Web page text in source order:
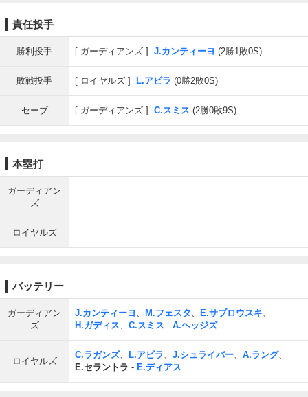
責任投手
勝利投手 ガーディアンズ J.カンティーヨ (2勝1敗0S)
敗戦投手 ロイヤルズ L.アビラ (0勝2敗0S)
セーブ ガーディアンズ C.スミス (2勝0敗9S)
本塁打
ガーディアン
ズ
ロイヤルズ
バッテリー
ガーディアン
ズ
J.カンティーヨ 、 M.フェスタ、 E.サブロウスキ、
H.ガディス、 C.スミス - A.ヘッジズ
ロイヤルズ
C.ラガンズ、 L.アビラ、 J.シュライバー、 A.ラング、
E.セラントラ - E.ディアス